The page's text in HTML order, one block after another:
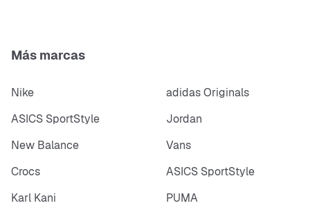
Más marcas
Nike
adidas Originals
ASICS SportStyle
Jordan
New Balance
Vans
Crocs
ASICS SportStyle
Karl Kani
PUMA